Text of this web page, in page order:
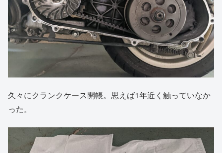
久々にクランクケース開帳。思えば1年近く触っていなか
った。